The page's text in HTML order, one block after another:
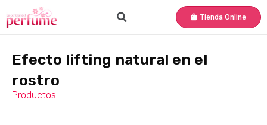
Tienda Online
Efecto lifting natural en el
rostro
Productos